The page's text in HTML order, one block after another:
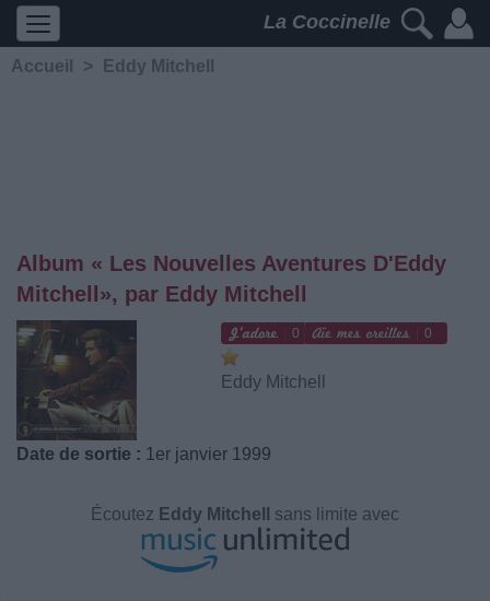
La Coccinelle
Accueil > Eddy Mitchell
Album « Les Nouvelles Aventures D'Eddy
Mitchell», par Eddy Mitchell
0 0
Eddy Mitchell
Date de sortie : 1er janvier 1999
Écoutez Eddy Mitchell sans limite avec